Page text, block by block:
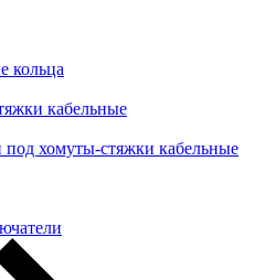
кольца
кабельные
хомуты-стяжки кабельные